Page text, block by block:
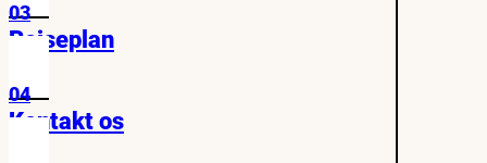
03
Rejseplan
04
Kontakt os